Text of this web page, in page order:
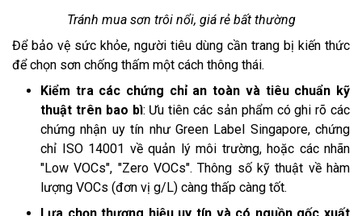
Tránh mua sơn trôi nổi, giá rẻ bất thường
Để bảo vệ sức khỏe, người tiêu dùng cần trang bị kiến thức
để chọn sơn chống thấm một cách thông thái.
Kiểm tra các chứng chỉ an toàn và tiêu chuẩn kỹ
thuật trên bao bì: Ưu tiên các sản phẩm có ghi rõ các
chứng nhận uy tín như Green Label Singapore, chứng
chỉ ISO 14001 về quản lý môi trường, hoặc các nhãn
"Low VOCs", "Zero VOCs". Thông số kỹ thuật về hàm
lượng VOCs (đơn vị g/L) càng thấp càng tốt.